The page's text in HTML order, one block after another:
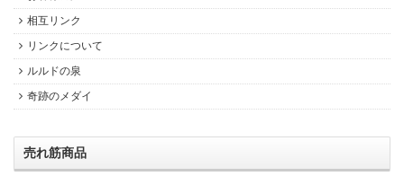
相互リンク
リンクについて
ルルドの泉
奇跡のメダイ
売れ筋商品